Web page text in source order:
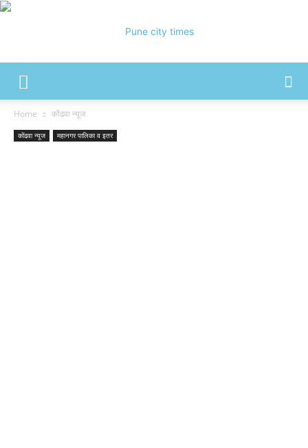
Home कोंढवा न्यूज
कोंढवा न्यूज महानगर पालिका व इतर